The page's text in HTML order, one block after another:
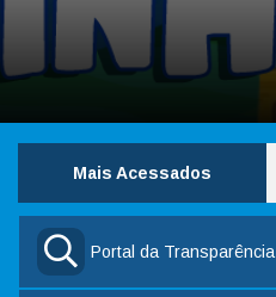
Mais Acessados
Portal da Transparência